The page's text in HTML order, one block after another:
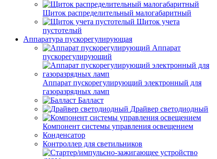
Щиток распределительный малогабаритный
Щиток учета
пустотелый
Аппаратура пускорегулирующая
Аппарат
пускорегулирующий
Аппарат пускорегулирующий электронный для
газоразрядных ламп
Балласт
Драйвер светодиодный
Компонент системы управления освещением
Конденсатор
Контроллер для светильников